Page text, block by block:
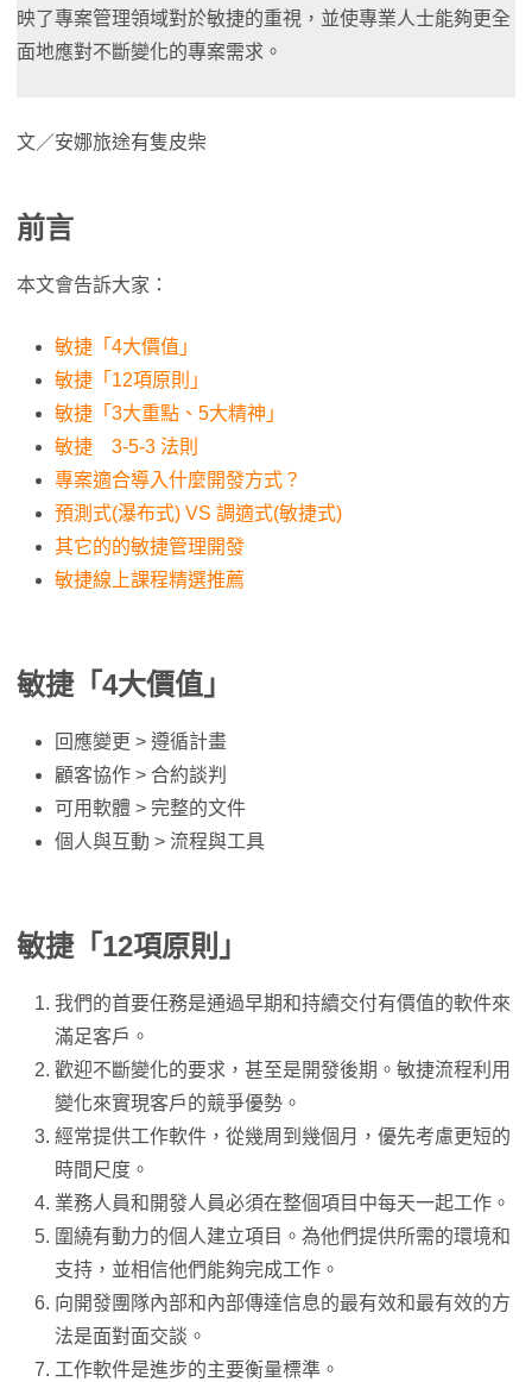
映了專案管理領域對於敏捷的重視，並使專業人士能夠更全
面地應對不斷變化的專案需求。
文／安娜旅途有隻皮柴
前言
本文會告訴大家：
敏捷「4大價值」
敏捷「12項原則」
敏捷「3大重點、5大精神」
敏捷 3-5-3 法則
專案適合導入什麼開發方式？
預測式(瀑布式) VS 調適式(敏捷式)
其它的的敏捷管理開發
敏捷線上課程精選推薦
敏捷「4大價值」
回應變更 > 遵循計畫
顧客協作 > 合約談判
可用軟體 > 完整的文件
個人與互動 > 流程與工具
敏捷「12項原則」
我們的首要任務是通過早期和持續交付有價值的軟件來
滿足客戶。
歡迎不斷變化的要求，甚至是開發後期。敏捷流程利用
變化來實現客戶的競爭優勢。
經常提供工作軟件，從幾周到幾個月，優先考慮更短的
時間尺度。
業務人員和開發人員必須在整個項目中每天一起工作。
圍繞有動力的個人建立項目。為他們提供所需的環境和
支持，並相信他們能夠完成工作。
向開發團隊內部和內部傳達信息的最有效和最有效的方
法是面對面交談。
工作軟件是進步的主要衡量標準。